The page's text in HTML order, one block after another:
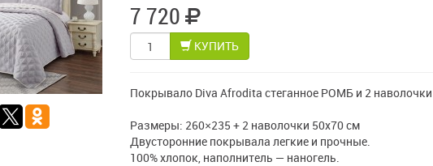
7 720
КУПИТЬ
Покрывало Diva Afrodita стеганное РОМБ и 2 наволочки
Размеры: 260×235 + 2 наволочки 50х70 см
Двусторонние покрывала легкие и прочные.
100% хлопок, наполнитель — наногель.